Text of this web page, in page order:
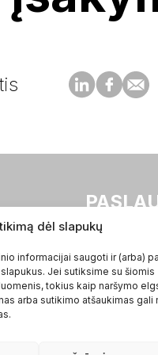
dėl slapukų
informacijai saugoti ir (arba)
Jei sutiksime su šiomis
tokius kaip naršymo
arba sutikimo atšaukimas gali
tvarkymas
Buhalterinė
Buhalterinė